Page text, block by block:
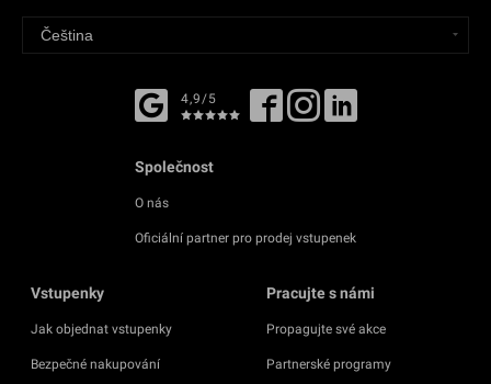
4,9/5
Společnost
O nás
Oficiální partner pro prodej vstupenek
Vstupenky
Jak objednat vstupenky
Bezpečné nakupování
Pracujte s námi
Propagujte své akce
Partnerské programy